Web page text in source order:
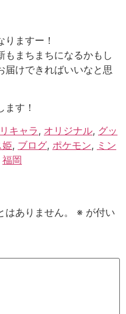
ますー！
もまちまちになるかもし
届けできればいいなと思
す！
キャラ, オリジナル, グッ
, ブログ, ポケモン, ミン
福岡
ありません。 ※ が付い